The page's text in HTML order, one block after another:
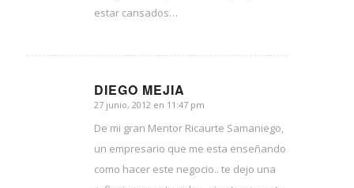
estar cansados…
DIEGO MEJIA
Dice:
27 junio, 2012 en 11:47 pm
De mi gran Mentor Ricaurte Samaniego,
un empresario que me esta enseñando
como hacer este negocio.. te dejo una